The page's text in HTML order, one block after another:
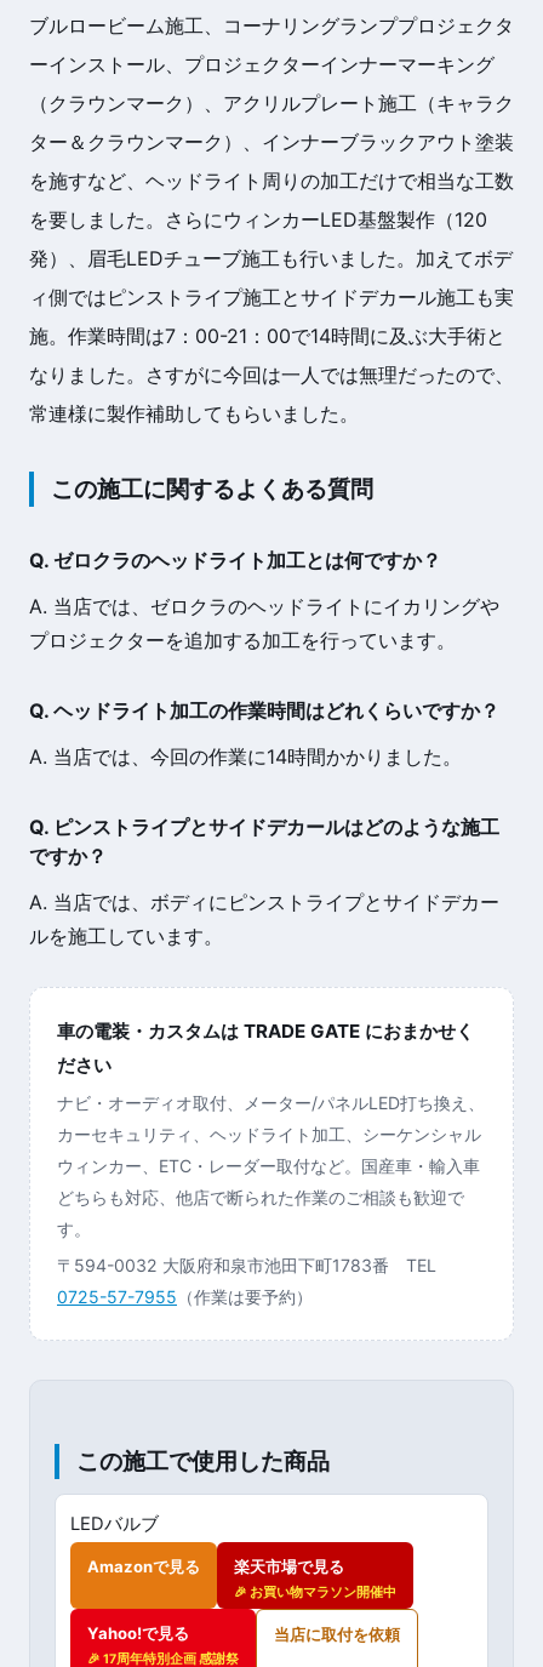
ブルロービーム施工、コーナリングランププロジェクタ
ーインストール、プロジェクターインナーマーキング
（クラウンマーク）、アクリルプレート施工（キャラク
ター＆クラウンマーク）、インナーブラックアウト塗装
を施すなど、ヘッドライト周りの加工だけで相当な工数
を要しました。さらにウィンカーLED基盤製作（120
発）、眉毛LEDチューブ施工も行いました。加えてボデ
ィ側ではピンストライプ施工とサイドデカール施工も実
施。作業時間は7：00-21：00で14時間に及ぶ大手術と
なりました。さすがに今回は一人では無理だったので、
常連様に製作補助してもらいました。
この施工に関するよくある質問
Q. ゼロクラのヘッドライト加工とは何ですか？
A. 当店では、ゼロクラのヘッドライトにイカリングや
プロジェクターを追加する加工を行っています。
Q. ヘッドライト加工の作業時間はどれくらいですか？
A. 当店では、今回の作業に14時間かかりました。
Q. ピンストライプとサイドデカールはどのような施工
ですか？
A. 当店では、ボディにピンストライプとサイドデカー
ルを施工しています。
車の電装・カスタムは TRADE GATE におまかせく
ださい
ナビ・オーディオ取付、メーター/パネルLED打ち換え、
カーセキュリティ、ヘッドライト加工、シーケンシャル
ウィンカー、ETC・レーダー取付など。国産車・輸入車
どちらも対応、他店で断られた作業のご相談も歓迎で
す。
〒594-0032 大阪府和泉市池田下町1783番 TEL
0725-57-7955 （作業は要予約）
この施工で使用した商品
LEDバルブ
Amazonで見る 楽天市場で見る
🎉 お買い物マラソン開催中
Yahoo!で見る
🎉 17周年特別企画 感謝祭
当店に取付を依頼